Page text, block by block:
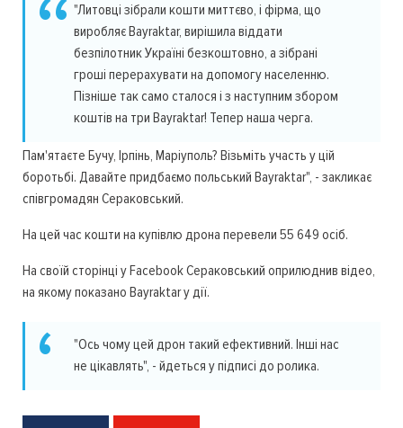
"Литовці зібрали кошти миттєво, і фірма, що
виробляє Bayraktar, вирішила віддати
безпілотник Україні безкоштовно, а зібрані
гроші перерахувати на допомогу населенню.
Пізніше так само сталося і з наступним збором
коштів на три Bayraktar! Тепер наша черга.
Пам'ятаєте Бучу, Ірпінь, Маріуполь? Візьміть участь у цій
боротьбі. Давайте придбаємо польський Bayraktar", - закликає
співгромадян Сераковський.
На цей час кошти на купівлю дрона перевели 55 649 осіб.
На своїй сторінці у Facebook Сераковський оприлюднив відео,
на якому показано Bayraktar у дії.
"Ось чому цей дрон такий ефективний. Інші нас
не цікавлять", - йдеться у підписі до ролика.